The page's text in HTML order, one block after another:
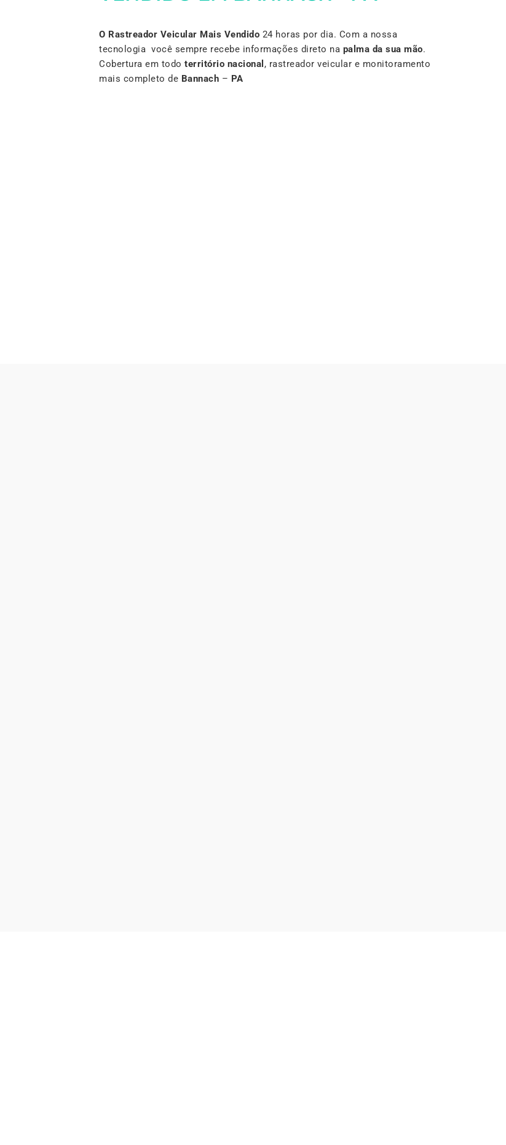
O Rastreador Veicular Mais Vendido 24 horas por dia. Com a nossa
tecnologia você sempre recebe informações direto na palma da sua mão.
Cobertura em todo território nacional , rastreador veicular e monitoramento
mais completo de Bannach – PA